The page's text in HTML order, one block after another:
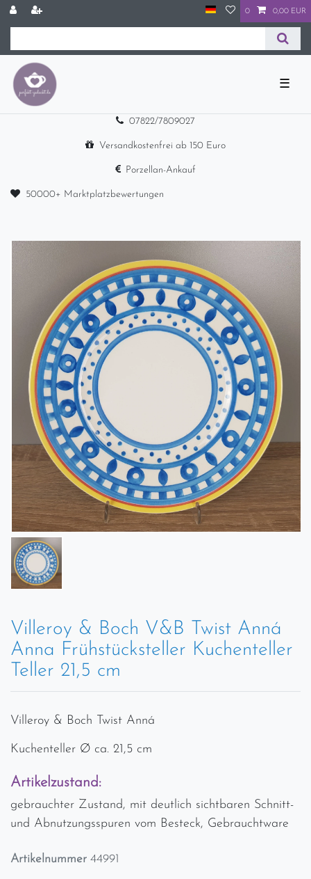
0 0,00 EUR
☰
07822/7809027
Versandkostenfrei ab 150 Euro
Porzellan-Ankauf
50000+ Marktplatzbewertungen
Villeroy & Boch V&B Twist Anná
Anna Frühstücksteller Kuchenteller
Teller 21,5 cm
Villeroy & Boch Twist Anná
Kuchenteller Ø ca. 21,5 cm
Artikelzustand:
gebrauchter Zustand, mit deutlich sichtbaren Schnitt-
und Abnutzungsspuren vom Besteck, Gebrauchtware
Artikelnummer 44991